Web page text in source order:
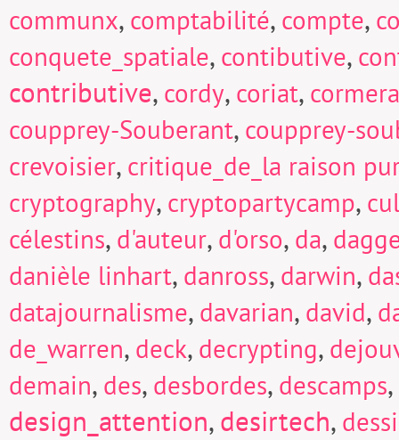
communx, comptabilité, compte,
conquete_spatiale, contibutive,
contributive, cordy, coriat,
coupprey-Souberant, coupprey-
crevoisier, critique_de_la raison
cryptography, cryptopartycamp,
célestins, d'auteur, d'orso, da,
danièle linhart, danross, darwin,
datajournalisme, davarian, david,
de_warren, deck, decrypting,
demain, des, desbordes, descamps,
design_attention,desirtech,